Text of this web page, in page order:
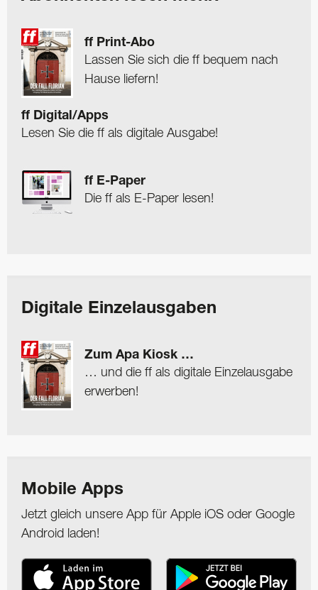
ff Print-Abo
Lassen Sie sich die ff bequem nach
Hause liefern!
ff Digital/Apps
Lesen Sie die ff als digitale Ausgabe!
ff E-Paper
Die ff als E-Paper lesen!
Digitale Einzelausgaben
Zum Apa Kiosk …
… und die ff als digitale Einzelausgabe
erwerben!
Mobile Apps
Jetzt gleich unsere App für Apple iOS oder Google
Android laden!